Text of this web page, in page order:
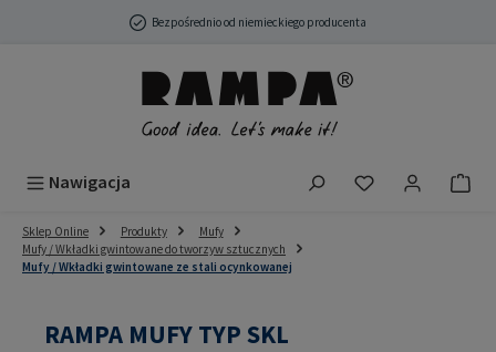
Przejdź do głównej zawartościBezpośrednio od niemieckiego producenta
Nawigacja Masz 0
Sklep Online Produkty
Mufy
Mufy / Wkładki gwintowane do tworzyw sztucznych
Mufy / Wkładki gwintowane ze stali ocynkowanej
RAMPA MUFY TYP SKL